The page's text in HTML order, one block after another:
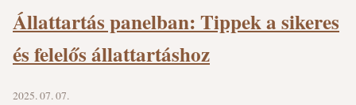
Állattartás panelban: Tippek a sikeres
és felelős állattartáshoz
2025. 07. 07.